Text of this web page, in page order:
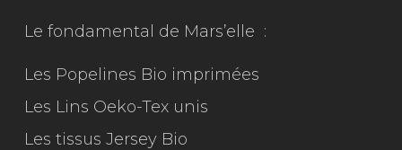
Le fondamental de Mars’elle :
Les Popelines Bio imprimées
Les Lins Oeko-Tex unis
Les tissus Jersey Bio